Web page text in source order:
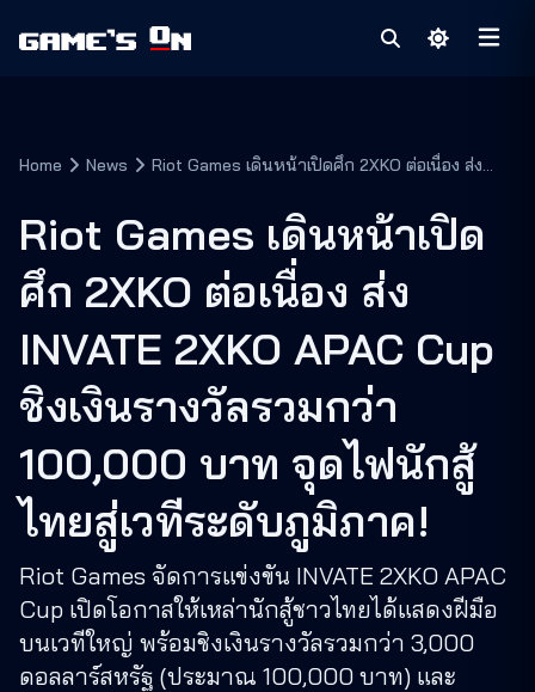
Home News
Riot Games เดินหน้าเปิดศึก 2XKO ต่อเนื่อง ส่ง
100,000 บาท จุดไฟนักสู้ไทยสู่เวทีระดับภูมิภาค!
Riot Games เดินหน้าเปิด
ศึก 2XKO ต่อเนื่อง ส่ง
INVATE 2XKO APAC Cup
ชิงเงินรางวัลรวมกว่า
100,000 บาท จุดไฟนักสู้
ไทยสู่เวทีระดับภูมิภาค!
Riot Games จัดการแข่งขัน INVATE 2XKO APAC
Cup เปิดโอกาสให้เหล่านักสู้ชาวไทยได้แสดงฝีมือ
บนเวทีใหญ่ พร้อมชิงเงินรางวัลรวมกว่า 3,000
ดอลลาร์สหรัฐ (ประมาณ 100,000 บาท) และ